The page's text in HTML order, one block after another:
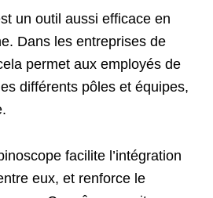
un outil aussi efficace en
Dans les entreprises de
permet aux employés de
différents pôles et équipes,
facilite l’intégration
eux, et renforce le